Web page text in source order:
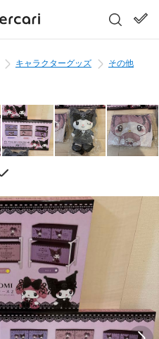
キャラクターグッズ その他